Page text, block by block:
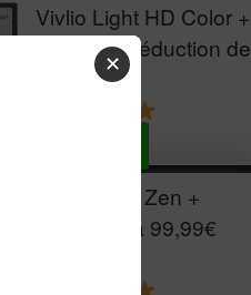
Vivlio Light HD Color +
HOUSSE réduction de
Vivlio Light Zen +
HOUSSE à 99,99€
✕